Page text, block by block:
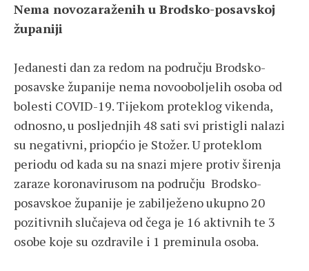
Nema novozaraženih u Brodsko-posavskoj
županiji
Jedanesti dan za redom na području Brodsko-
posavske županije nema novooboljelih osoba od
bolesti COVID-19. Tijekom proteklog vikenda,
odnosno, u posljednjih 48 sati svi pristigli nalazi
su negativni, priopćio je Stožer. U proteklom
periodu od kada su na snazi mjere protiv širenja
zaraze koronavirusom na području Brodsko-
posavskoe županije je zabilježeno ukupno 20
pozitivnih slučajeva od čega je 16 aktivnih te 3
osobe koje su ozdravile i 1 preminula osoba.